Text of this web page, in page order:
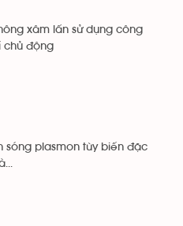
xâm lấn sử dụng công
chủ động
sóng plasmon tùy biến đặc